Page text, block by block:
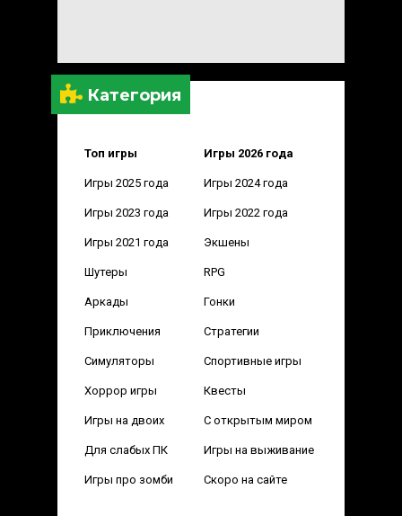
Категория
Топ игры Игры 2026 года
Игры 2025 года Игры 2024 года
Игры 2023 года Игры 2022 года
Игры 2021 года Экшены
Шутеры RPG
Аркады Гонки
Приключения Стратегии
Симуляторы Спортивные игры
Хоррор игры Квесты
Игры на двоих С открытым миром
Для слабых ПК Игры на выживание
Игры про зомби Скоро на сайте